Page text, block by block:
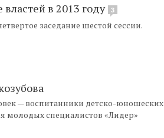
в 2013 году 3
заседание шестой сессии.
— воспитанники детско-юношеских
молодых специалистов «Лидер»